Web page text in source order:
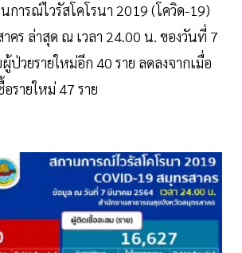
การณ์ไวรัสโคโรนา 2019 (โควิด-19)
คร ล่าสุด ณ เวลา 24.00 น. ของวันที่ 7
วยรายใหม่อีก 40 ราย ลดลงจากเมื่อ
ายใหม่ 47 ราย